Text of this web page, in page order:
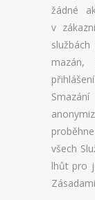
žádné
v
přihlášení.
všech
lhůt pro